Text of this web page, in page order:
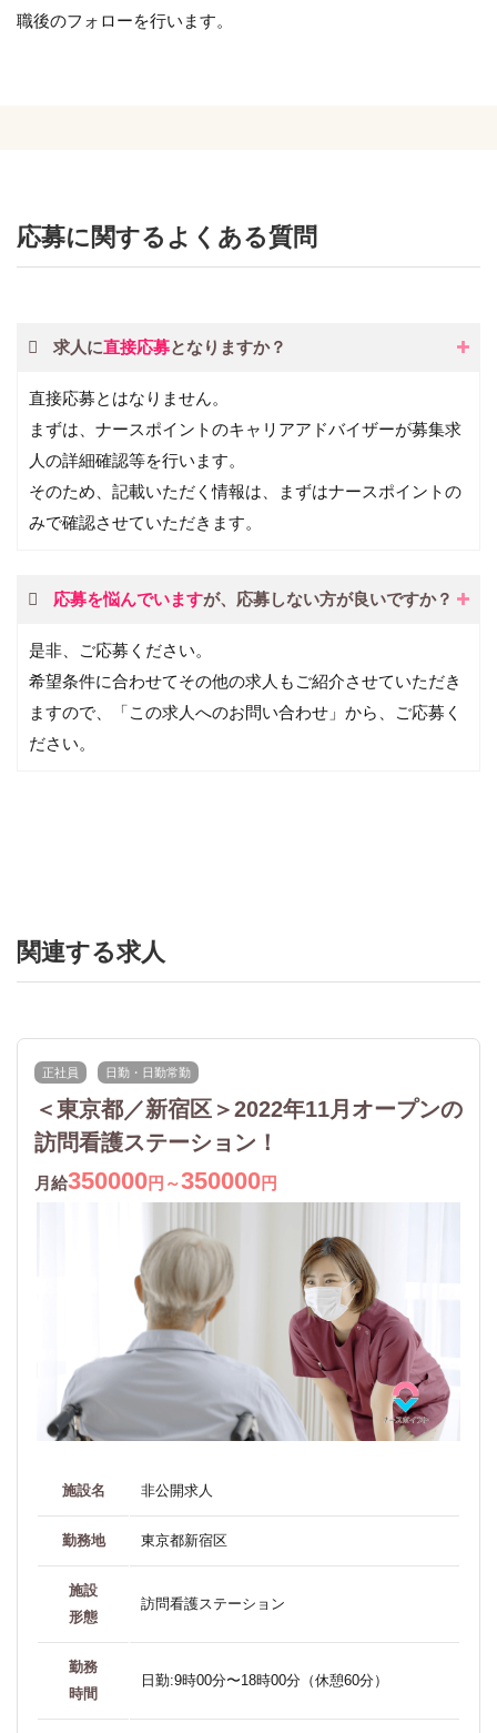
職後のフォローを行います。
応募に関するよくある質問
求人に直接応募となりますか？
直接応募とはなりません。
まずは、ナースポイントのキャリアアドバイザーが募集求
人の詳細確認等を行います。
そのため、記載いただく情報は、まずはナースポイントの
みで確認させていただきます。
応募を悩んでいますが、応募しない方が良いですか？
是非、ご応募ください。
希望条件に合わせてその他の求人もご紹介させていただき
ますので、「この求人へのお問い合わせ」から、ご応募く
ださい。
関連する求人
正社員 日勤・日勤常勤
＜東京都／新宿区＞2022年11月オープンの
訪問看護ステーション！
月給350000円～350000円
施設名 非公開求人
勤務地 東京都新宿区
施設
形態
訪問看護ステーション
勤務
時間
日勤:9時00分〜18時00分（休憩60分）